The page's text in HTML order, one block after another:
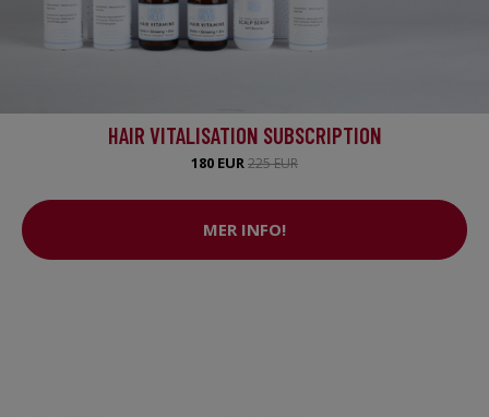
HAIR VITALISATION SUBSCRIPTION
180 EUR225 EUR
MER INFO!